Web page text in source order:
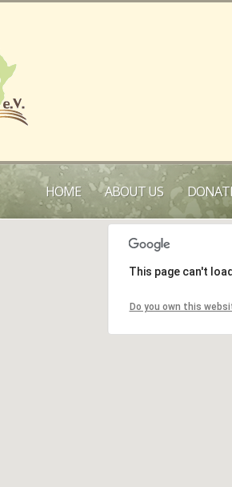
HOME ABOUT US
This page can't
Do you own this